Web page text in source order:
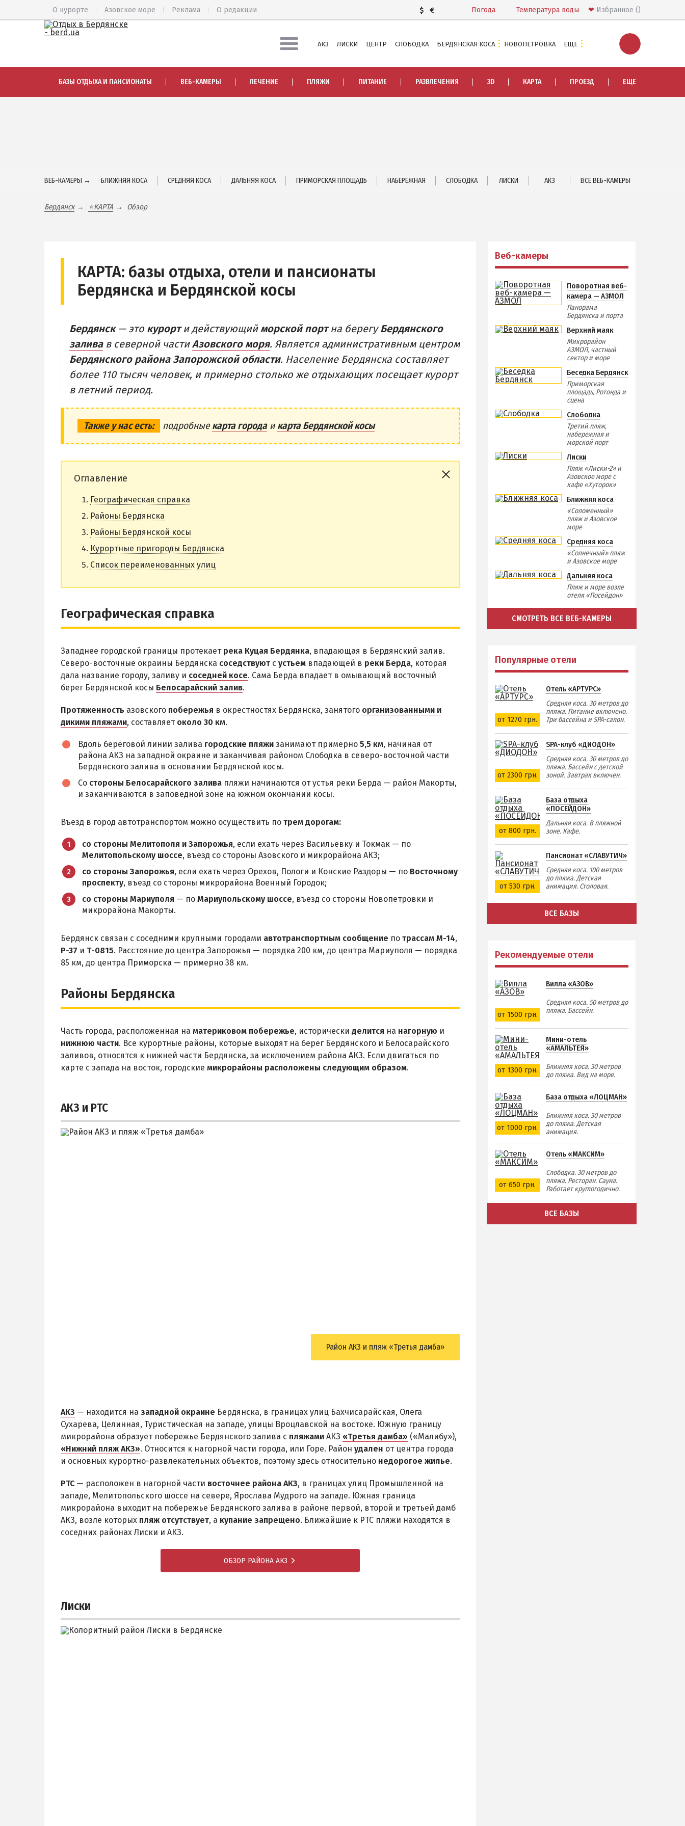
Погода Температура воды ❤ Избранное
$ €
О курорте Азовское море Реклама О редакции
Городская часть
Ближняя коса
Средняя коса
Дальняя коса
НАГОРНАЯ ЧАСТЬ
НОВОПЕТРОВКА
Аквапарк
ДОСТОПРИМЕЧАТЕЛЬНОСТИ
Отдых с детьми
Недорогой отдых
Отдых с бассейном
Отдых на первой линии
Отдых на набережной
Квартиры посуточно
АКЗ ЛИСКИ ЦЕНТР СЛОБОДКА БЕРДЯНСКАЯ КОСА НОВОПЕТРОВКА ЕЩЕ
БАЗЫ ОТДЫХА И ПАНСИОНАТЫ ВЕБ-КАМЕРЫ ЛЕЧЕНИЕ ПЛЯЖИ ПИТАНИЕ РАЗВЛЕЧЕНИЯ 3D КАРТА ПРОЕЗД ЕЩЕ
ВЕБ-КАМЕРЫ → БЛИЖНЯЯ КОСА СРЕДНЯЯ КОСА ДАЛЬНЯЯ КОСА ПРИМОРСКАЯ ПЛОЩАДЬ НАБЕРЕЖНАЯ СЛОБОДКА ЛИСКИ АКЗ ВСЕ ВЕБ-КАМЕРЫ
Бердянск ⭐КАРТА Обзор
КАРТА: базы отдыха, отели и пансионаты
Бердянска и Бердянской косы
Бердянск— это курорти действующийморской портна берегуБердянского
заливав северной частиАзовского моря. Является административным центром
Бердянского района Запорожской области. Население Бердянска составляет
более 110 тысяч человек, и примерно столько же отдыхающих посещает курорт
в летний период.
Также у нас есть: подробныекарта городаикарта Бердянской косы
Оглавление
Географическая справка
Районы Бердянска
Районы Бердянской косы
Курортные пригороды Бердянска
Список переименованных улиц
Географическая справка
Западнее городской границы протекает река Куцая Бердянка, впадающая в Бердянский залив.
Северо-восточные окраины Бердянска соседствуют с устьем впадающей в реки Берда, которая
дала название городу, заливу и соседней косе. Сама Берда впадает в омывающий восточный
берег Бердянской косы Белосарайский залив.
Протяженность азовского побережья в окрестностях Бердянска, занятого организованными и
дикими пляжами, составляет около 30 км.
Вдоль береговой линии залива городские пляжи занимают примерно 5,5 км, начиная от
района АКЗ на западной окраине и заканчивая районом Слободка в северо-восточной части
Бердянского залива в основании Бердянской косы.
Со стороны Белосарайского залива пляжи начинаются от устья реки Берда — район Макорты,
и заканчиваются в заповедной зоне на южном окончании косы.
Въезд в город автотранспортом можно осуществить по трем дорогам:
со стороны Мелитополя и Запорожья, если ехать через Васильевку и Токмак — по
Мелитопольскому шоссе, въезд со стороны Азовского и микрорайона АКЗ;
со стороны Запорожья, если ехать через Орехов, Пологи и Конские Раздоры — по Восточному
проспекту, въезд со стороны микрорайона Военный Городок;
со стороны Мариуполя — по Мариупольскому шоссе, въезд со стороны Новопетровки и
микрорайона Макорты.
Бердянск связан с соседними крупными городами автотранспортным сообщение по трассам М-14,
Р-37 и Т-0815. Расстояние до центра Запорожья — порядка 200 км, до центра Мариуполя — порядка
85 км, до центра Приморска — примерно 38 км.
Районы Бердянска
Часть города, расположенная на материковом побережье, исторически делится на нагорную и
нижнюю части. Все курортные районы, которые выходят на берег Бердянского и Белосарайского
заливов, относятся к нижней части Бердянска, за исключением района АКЗ. Если двигаться по
карте с запада на восток, городские микрорайоны расположены следующим образом.
АКЗ и РТС
Район АКЗ и пляж «Третья дамба»
АКЗ — находится на западной окраине Бердянска, в границах улиц Бахчисарайская, Олега
Сухарева, Целинная, Туристическая на западе, улицы Вроцлавской на востоке. Южную границу
микрорайона образует побережье Бердянского залива с пляжами АКЗ «Третья дамба» («Малибу»),
«Нижний пляж АКЗ». Относится к нагорной части города, или Горе. Район удален от центра города
и основных курортно-развлекательных объектов, поэтому здесь относительно недорогое жилье.
РТС — расположен в нагорной части восточнее района АКЗ, в границах улиц Промышленной на
западе, Мелитопольского шоссе на севере, Ярослава Мудрого на западе. Южная граница
микрорайона выходит на побережье Бердянского залива в районе первой, второй и третьей дамб
АКЗ, возле которых пляж отсутствует, а купание запрещено. Ближайшие к РТС пляжи находятся в
соседних районах Лиски и АКЗ.
ОБЗОР РАЙОНА АКЗ
Лиски
Веб-камеры
Поворотная веб-
камера — АЗМОЛ
Панорама
Бердянска и порта
Верхний маяк
Микрорайон
АЗМОЛ, частный
сектор и море
Беседка Бердянск
Приморская
площадь, Ротонда и
сцена
Слободка
Третий пляж,
набережная и
морской порт
Лиски
Пляж «Лиски-2» и
Азовское море с
кафе «Хуторок»
Ближняя коса
«Соломенный»
пляж и Азовское
море
Средняя коса
«Солнечный» пляж
и Азовское море
Дальняя коса
Пляж и море возле
отеля «Посейдон»
СМОТРЕТЬ ВСЕ ВЕБ-КАМЕРЫ
Популярные отели
от 1270 грн.
Отель «АРТУРС»
Средняя коса. 30 метров до
пляжа. Питание включено.
Три бассейна и SPA-салон.
от 2300 грн.
SPA-клуб «ДИОДОН»
Средняя коса. 30 метров до
пляжа. Бассейн с детской
зоной. Завтрак включен.
от 800 грн.
База отдыха
«ПОСЕЙДОН»
Дальняя коса. В пляжной
зоне. Кафе.
от 530 грн.
Пансионат «СЛАВУТИЧ»
Средняя коса. 100 метров
до пляжа. Детская
анимация. Столовая.
ВСЕ БАЗЫ
Рекомендуемые отели
от 1500 грн.
Вилла «АЗОВ»
Средняя коса. 50 метров до
пляжа. Бассейн.
от 1300 грн.
Мини-отель
«АМАЛЬТЕЯ»
Ближняя коса. 30 метров
до пляжа. Вид на море.
от 1000 грн.
База отдыха «ЛОЦМАН»
Ближняя коса. 30 метров
до пляжа. Детская
анимация.
от 650 грн.
Отель «МАКСИМ»
Слободка. 30 метров до
пляжа. Ресторан. Сауна.
Работает круглогодично.
ВСЕ БАЗЫ